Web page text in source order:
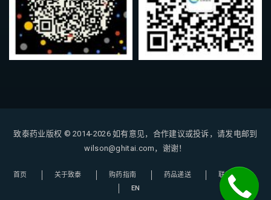
致泰药业版权 © 2014-2026如有意见，合作建议或投诉，请发电邮到
wilson@ghitai.com，谢谢！
首页 关于致泰 购药指南 药品递送
联系我们
EN